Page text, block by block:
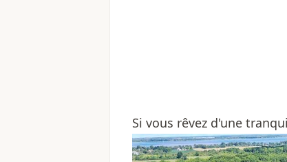
Si vous rêvez d'une